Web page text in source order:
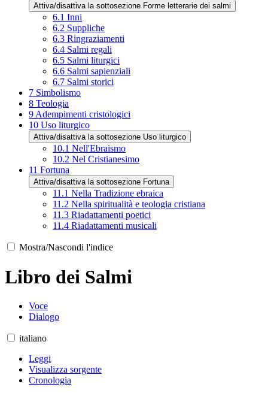
Attiva/disattiva la sottosezione Forme letterarie dei salmi
6.1 Inni
6.2 Suppliche
6.3 Ringraziamenti
6.4 Salmi regali
6.5 Salmi liturgici
6.6 Salmi sapienziali
6.7 Salmi storici
7 Simbolismo
8 Teologia
9Adempimenti cristologici
10 Uso liturgico
Attiva/disattiva la sottosezione Uso liturgico
10.1 Nell'Ebraismo
10.2 Nel Cristianesimo
11 Fortuna
Attiva/disattiva la sottosezione Fortuna
11.1 Nella Tradizione ebraica
11.2 Nella spiritualità e teologia cristiana
11.3 Riadattamenti poetici
11.4 Riadattamenti musicali
Mostra/Nascondi l'indice
Libro dei Salmi
Voce
Dialogo
italiano
Leggi
Visualizza sorgente
Cronologia